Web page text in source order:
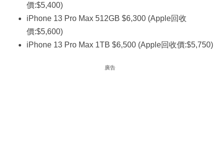
價:$5,400)
iPhone 13 Pro Max 512GB $6,300 (Apple回收
價:$5,600)
iPhone 13 Pro Max 1TB $6,500 (Apple回收價:$5,750)
廣告